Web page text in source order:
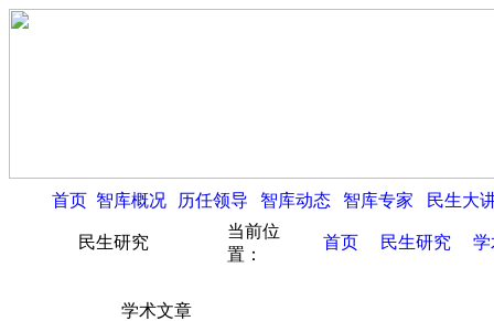
首页 智库概况 历任领导 智库动态 智库专家 民生大
民生研究
当前位
置：
首页 民生研究 学
学术文章